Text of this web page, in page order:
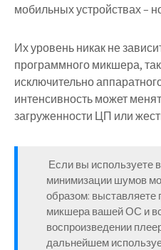
мобильных устройствах –
Их уровень никак не
программного микшера,
исключительно
интенсивность может
загруженности ЦП или
Если вы используете
минимизации шумов
образом: выставляете
микшера вашей ОС и
воспроизведении
дальнейшем